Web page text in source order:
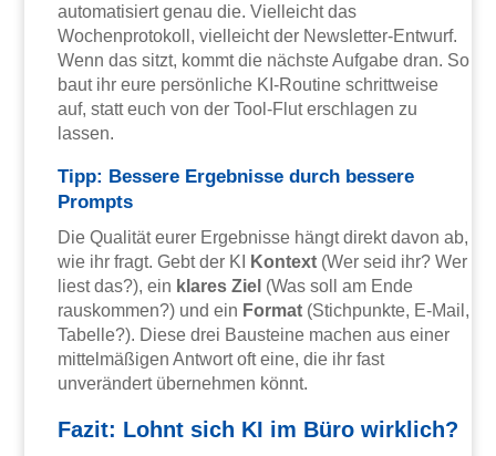
automatisiert genau die. Vielleicht das
Wochenprotokoll, vielleicht der Newsletter-Entwurf.
Wenn das sitzt, kommt die nächste Aufgabe dran. So
baut ihr eure persönliche KI-Routine schrittweise
auf, statt euch von der Tool-Flut erschlagen zu
lassen.
Tipp: Bessere Ergebnisse durch bessere
Prompts
Die Qualität eurer Ergebnisse hängt direkt davon ab,
wie ihr fragt. Gebt der KI
Kontext (Wer seid ihr? Wer
liest das?), ein klares Ziel (Was soll am Ende
rauskommen?) und ein Format (Stichpunkte, E-Mail,
Tabelle?). Diese drei Bausteine machen aus einer
mittelmäßigen Antwort oft eine, die ihr fast
unverändert übernehmen könnt.
Fazit: Lohnt sich KI im Büro wirklich?